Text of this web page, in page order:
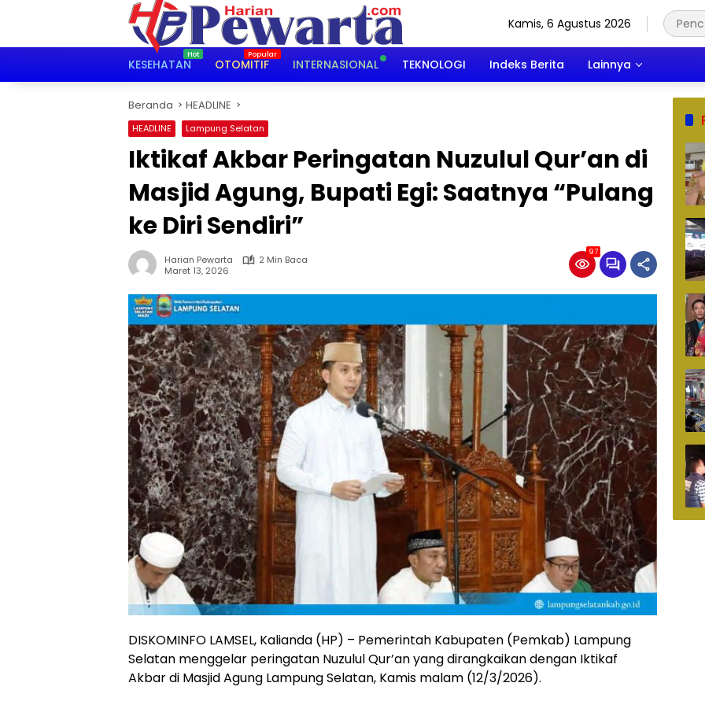
Kamis, 6 Agustus 2026
KESEHATAN OTOMITIF INTERNASIONAL TEKNOLOGI Indeks Berita Lainnya
Beranda HEADLINE
HEADLINE Lampung Selatan
Iktikaf Akbar Peringatan Nuzulul Qur’an di
Masjid Agung, Bupati Egi: Saatnya “Pulang
ke Diri Sendiri”
Harian Pewarta
2 Min Baca
Maret 13, 2026
97
DISKOMINFO LAMSEL, Kalianda (HP) – Pemerintah Kabupaten (Pemkab) Lampung
Selatan menggelar peringatan Nuzulul Qur’an yang dirangkaikan dengan Iktikaf
Akbar di Masjid Agung Lampung Selatan, Kamis malam (12/3/2026).